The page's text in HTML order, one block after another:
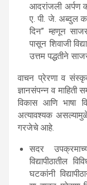
आदरांजली अर्पण
ए. पी. जे. अब्दुल
दिन” म्हणून
पासून शिवाजी
उत्तम पद्धतीने
वाचन प्रेरणा व
ज्ञानसंपन्न व माहिती
विकास आणि भाषा
अत्यावश्यक
गरजेचे आहे.
सदर
विद्यापीठातील
घटकांनी